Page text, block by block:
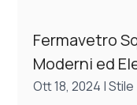
Fermavetro
Moderni ed
Ott 18, 2024 |Stile